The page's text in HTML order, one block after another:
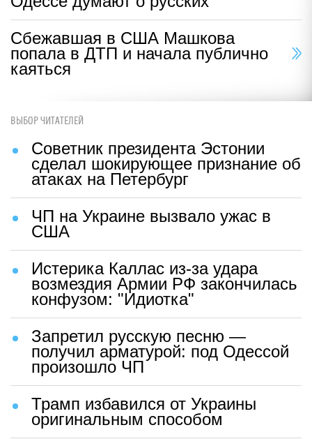
Сбежавшая в США Машкова
попала в ДТП и начала публично
каяться
ВЫБОР ЧИТАТЕЛЕЙ
Советник президента Эстонии
сделал шокирующее признание об
атаках на Петербург
ЧП на Украине вызвало ужас в
США
Истерика Каллас из-за удара
возмездия Армии РФ закончилась
конфузом: "Идиотка"
Запретил русскую песню —
получил арматурой: под Одессой
произошло ЧП
Трамп избавился от Украины
оригинальным способом